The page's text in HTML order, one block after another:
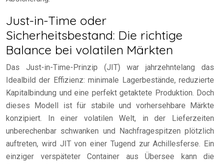
Just-in-Time oder
Sicherheitsbestand: Die richtige
Balance bei volatilen Märkten
Das Just-in-Time-Prinzip (JIT) war jahrzehntelang das
Idealbild der Effizienz: minimale Lagerbestände, reduzierte
Kapitalbindung und eine perfekt getaktete Produktion. Doch
dieses Modell ist für stabile und vorhersehbare Märkte
konzipiert. In einer volatilen Welt, in der Lieferzeiten
unberechenbar schwanken und Nachfragespitzen plötzlich
auftreten, wird JIT von einer Tugend zur Achillesferse. Ein
einziger verspäteter Container aus Übersee kann die